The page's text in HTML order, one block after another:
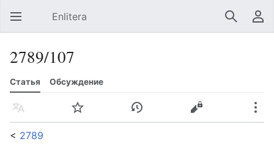
Открыть главное меню Enlitera Найти Пользовательское меню
2789/107
Статья Обсуждение
Язык Следить История
Ещё
< 2789